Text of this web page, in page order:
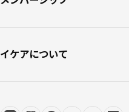
イケアについて